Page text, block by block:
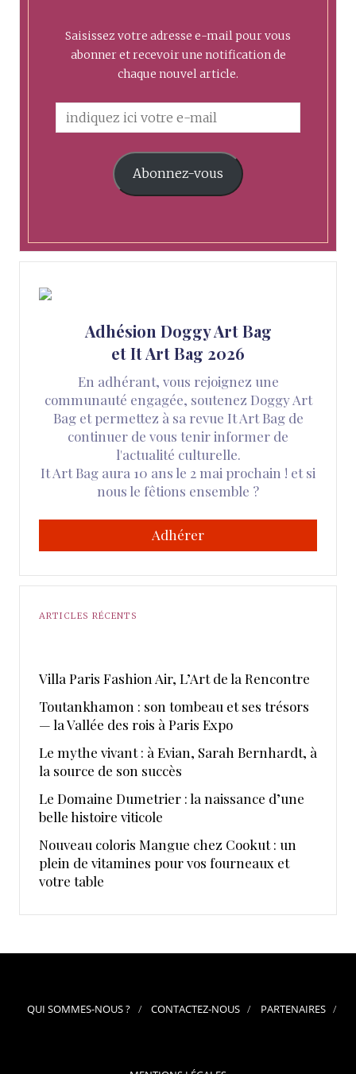
Saisissez votre adresse e-mail pour vous
abonner et recevoir une notification de
chaque nouvel article.
Abonnez-vous
Adhésion Doggy Art Bag
et It Art Bag 2026
En adhérant, vous rejoignez une
communauté engagée, soutenez Doggy Art
Bag et permettez à sa revue It Art Bag de
continuer de vous tenir informer de
l'actualité culturelle.
It Art Bag aura 10 ans le 2 mai prochain ! et si
nous le fêtions ensemble ?
Adhérer
ARTICLES RÉCENTS
​Villa Paris Fashion Air, ​L’Art de la Rencontre
Toutankhamon : son tombeau et ses trésors
— la Vallée des rois à Paris Expo
Le mythe vivant : à Evian, Sarah Bernhardt, à
la source de son succès
Le Domaine Dumetrier : la naissance d’une
belle histoire viticole
Nouveau coloris Mangue chez Cookut : un
plein de vitamines pour vos fourneaux et
votre table
QUI SOMMES-NOUS ? CONTACTEZ-NOUS PARTENAIRES